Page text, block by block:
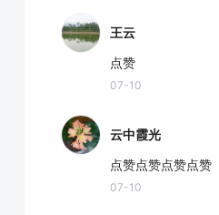
王云
点赞
07-10
云中霞光
点赞点赞点赞点赞
07-10